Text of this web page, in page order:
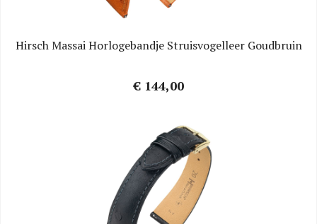
Hirsch Massai Horlogebandje Struisvogelleer Goudbruin
€ 144,00